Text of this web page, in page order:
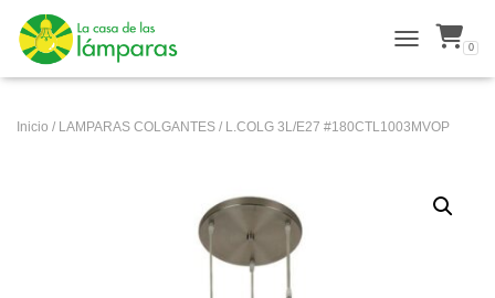
ALTERNAR
0
Inicio / LAMPARAS COLGANTES / L.COLG 3L/E27 #180CTL1003MVOP